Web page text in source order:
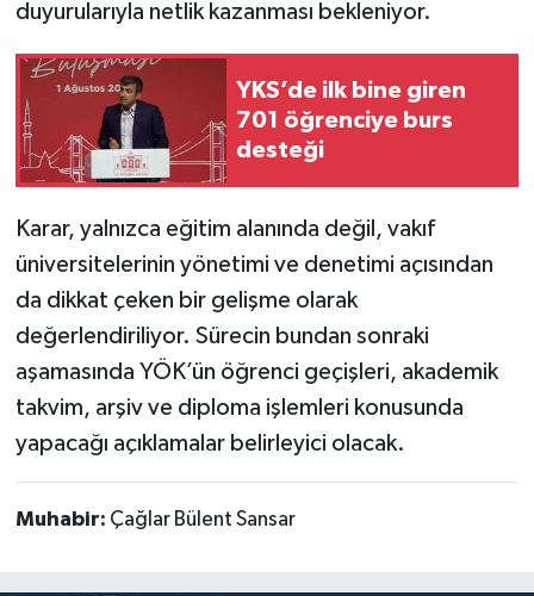
duyurularıyla netlik kazanması bekleniyor.
YKS’de ilk bine giren
701 öğrenciye burs
desteği
Karar, yalnızca eğitim alanında değil, vakıf
üniversitelerinin yönetimi ve denetimi açısından
da dikkat çeken bir gelişme olarak
değerlendiriliyor. Sürecin bundan sonraki
aşamasında YÖK’ün öğrenci geçişleri, akademik
takvim, arşiv ve diploma işlemleri konusunda
yapacağı açıklamalar belirleyici olacak.
Muhabir: Çağlar Bülent Sansar